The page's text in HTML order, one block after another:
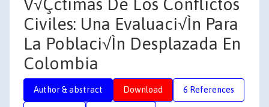
V√Çctimas De Los Conflictos
Civiles: Una Evaluaci√Ìn Para
La Poblaci√Ìn Desplazada En
Colombia
Author & abstract Download 6 References